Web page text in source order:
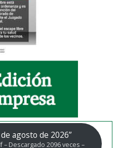
agosto de 2026”
– Descargado 2096 veces –